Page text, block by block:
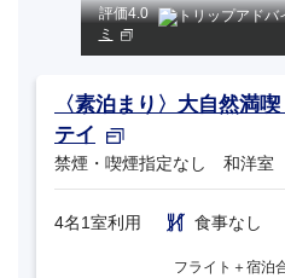
評価4.0
ミ
〈素泊まり〉大自然満
テイ
禁煙・喫煙指定なし 和洋室
4名1室利用 食事なし
フライト＋宿泊